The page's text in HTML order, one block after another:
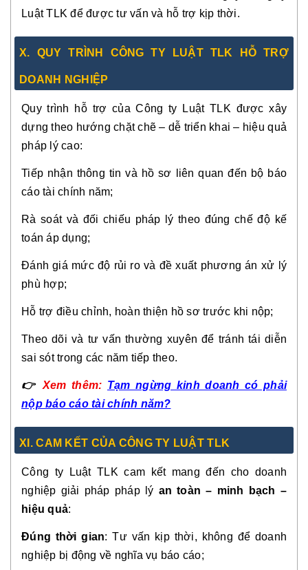
Luật TLK để được tư vấn và hỗ trợ kịp thời.
X. QUY TRÌNH CÔNG TY LUẬT TLK HỖ TRỢ
DOANH NGHIỆP
Quy trình hỗ trợ của Công ty Luật TLK được xây
dựng theo hướng chặt chẽ – dễ triển khai – hiệu quả
pháp lý cao:
Tiếp nhận thông tin và hồ sơ liên quan đến bộ báo
cáo tài chính năm;
Rà soát và đối chiếu pháp lý theo đúng chế độ kế
toán áp dụng;
Đánh giá mức độ rủi ro và đề xuất phương án xử lý
phù hợp;
Hỗ trợ điều chỉnh, hoàn thiện hồ sơ trước khi nộp;
Theo dõi và tư vấn thường xuyên để tránh tái diễn
sai sót trong các năm tiếp theo.
👉 Xem thêm: Tạm ngừng kinh doanh có phải
nộp báo cáo tài chính năm?
XI. CAM KẾT CỦA CÔNG TY LUẬT TLK
Công ty Luật TLK cam kết mang đến cho doanh
nghiệp giải pháp pháp lý an toàn – minh bạch –
hiệu quả:
Đúng thời gian: Tư vấn kịp thời, không để doanh
nghiệp bị động về nghĩa vụ báo cáo;